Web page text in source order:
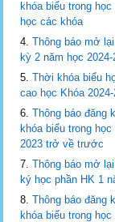
khóa biểu trong
học các khóa
Thông báo mở
kỳ 2 năm học 2024-
Thời khóa biểu
cao học Khóa
Thông báo đăng
khóa biểu trong
2023 trở về trước
Thông báo mở
ký học phần HK 1
Thông báo đăng
khóa biểu trong